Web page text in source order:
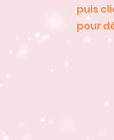
puis
pour